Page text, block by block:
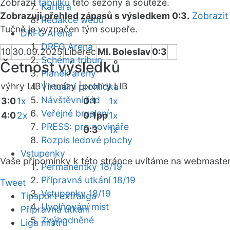
Kariéra
Redakce webu
DRFG Arena
DRFG Arena
Schéma tribun
Plánek areny
Virtuální prohlídka
Návštěvní řád
Veřejné bruslení
PRESS: pro novináře
Rozpis ledové plochy
Vstupenky
Permanentky 18/19
Přípravná utkání 18/19
Vstupenky 18/19
Uvolňování míst
Zvýhodněné
Zobrazit tabulku této sezóny a soutěže.
Zobrazuji přehled zápasů s výsledkem 0:3. Zobrazit
Tučně je vyznačen tým soupeře.
10 30.09.2025Liberec Ml. Boleslav0:3
Četnost výsledků
výhry LIB |remízy |prohry LIB
3:01x
4:02x
0:1
1x
0:1pp1x
0:3
1x
Vaše připomínky k této stránce uvítáme na webmaster
Tweet
Tipsport extraliga
Přípravná utkání
Liga mistrů